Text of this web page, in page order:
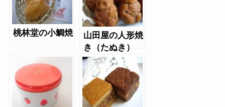
桃林堂の小鯛焼
山田屋の人形焼
き（たぬき）